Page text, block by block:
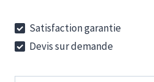
3-
20-
Satisfaction garantie
Devis sur demande